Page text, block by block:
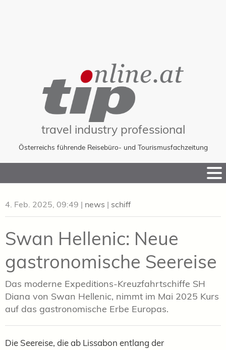
travel industry professional
Österreichs führende Reisebüro- und Tourismusfachzeitung
to
4. Feb. 2025, 09:49 | news | schiff
Swan Hellenic: Neue
gastronomische Seereise
Das moderne Expeditions-Kreuzfahrtschiffe SH
Diana von Swan Hellenic, nimmt im Mai 2025 Kurs
auf das gastronomische Erbe Europas.
Die Seereise, die ab Lissabon entlang der